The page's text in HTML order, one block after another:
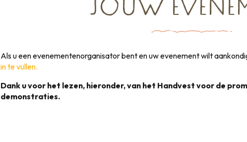
JOUW
Als u een evenementenorganisator bent en uw evenement wilt
in te vullen.
Dank u voor het lezen, hieronder, van het Handvest voor de
demonstraties.